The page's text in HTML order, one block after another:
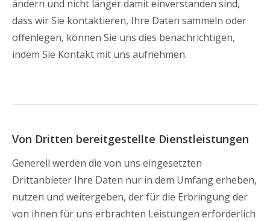
ändern und nicht länger damit einverstanden sind,
dass wir Sie kontaktieren, Ihre Daten sammeln oder
offenlegen, können Sie uns dies benachrichtigen,
indem Sie Kontakt mit uns aufnehmen.
Von Dritten bereitgestellte Dienstleistungen
Generell werden die von uns eingesetzten
Drittanbieter Ihre Daten nur in dem Umfang erheben,
nutzen und weitergeben, der für die Erbringung der
von ihnen für uns erbrachten Leistungen erforderlich